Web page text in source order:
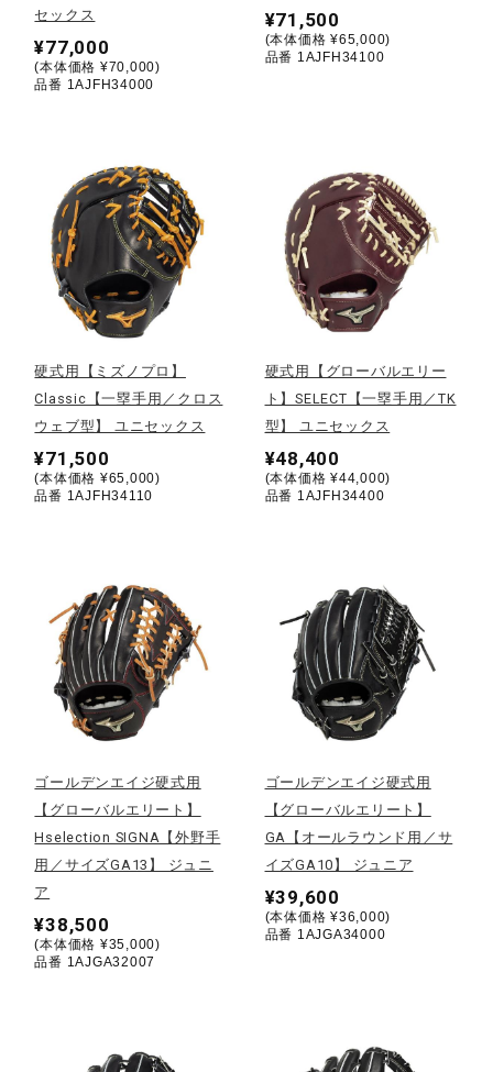
ライフスタイルグッズ
インナー
寝具／ミズノスリープ
アウトドア／レイン
サポーター
健康／エクササイズ
メディカル
コラボ／ライセンス
セール
サポート
セックス
¥77,000
(本体価格 ¥70,000)
品番 1AJFH34000
¥71,500
(本体価格 ¥65,000)
品番 1AJFH34100
硬式用【ミズノプロ】
Classic【一塁手用／クロス
ウェブ型】 ユニセックス
¥71,500
(本体価格 ¥65,000)
品番 1AJFH34110
硬式用【グローバルエリー
ト】SELECT【一塁手用／TK
型】 ユニセックス
¥48,400
(本体価格 ¥44,000)
品番 1AJFH34400
ゴールデンエイジ硬式用
【グローバルエリート】
Hselection SIGNA【外野手
用／サイズGA13】 ジュニ
ア
¥38,500
(本体価格 ¥35,000)
品番 1AJGA32007
ゴールデンエイジ硬式用
【グローバルエリート】
GA【オールラウンド用／サ
イズGA10】 ジュニア
¥39,600
(本体価格 ¥36,000)
品番 1AJGA34000